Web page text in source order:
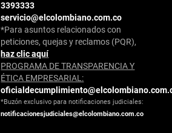
3393333
servicio@elcolombiano.com.co
*Para asuntos relacionados con
peticiones, quejas y reclamos (PQR),
haz clic aquí
PROGRAMA DE TRANSPARENCIA Y
ÉTICA EMPRESARIAL:
*Buzón exclusivo para notificaciones judiciales:
notificacionesjudiciales@elcolombiano.com.co